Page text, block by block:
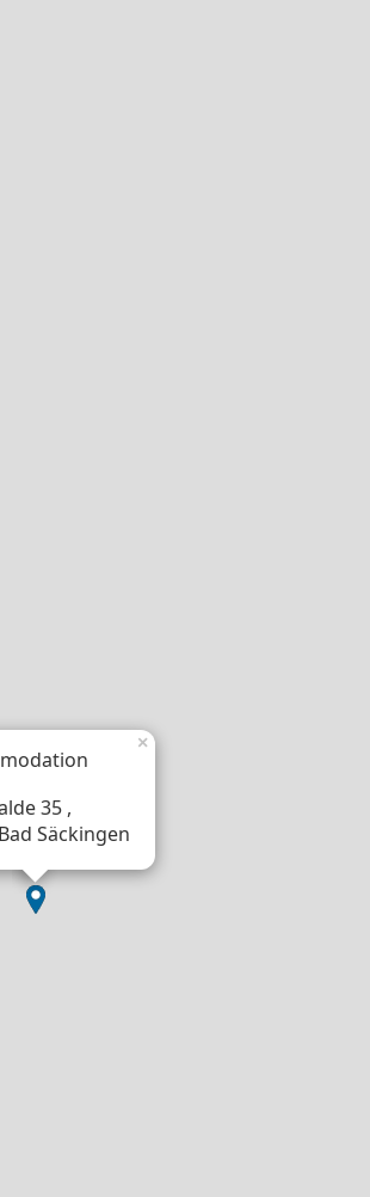
35 ,
Säckingen
×